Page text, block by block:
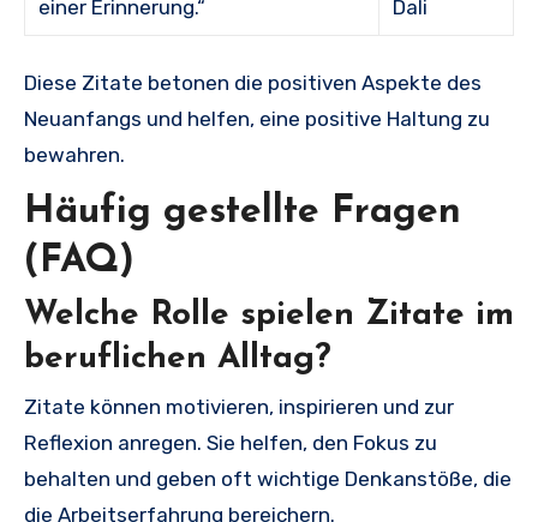
einer Erinnerung.“
Dali
Diese Zitate betonen die positiven Aspekte des
Neuanfangs und helfen, eine positive Haltung zu
bewahren.
Häufig gestellte Fragen
(FAQ)
Welche Rolle spielen Zitate im
beruflichen Alltag?
Zitate können motivieren, inspirieren und zur
Reflexion anregen. Sie helfen, den Fokus zu
behalten und geben oft wichtige Denkanstöße, die
die Arbeitserfahrung bereichern.